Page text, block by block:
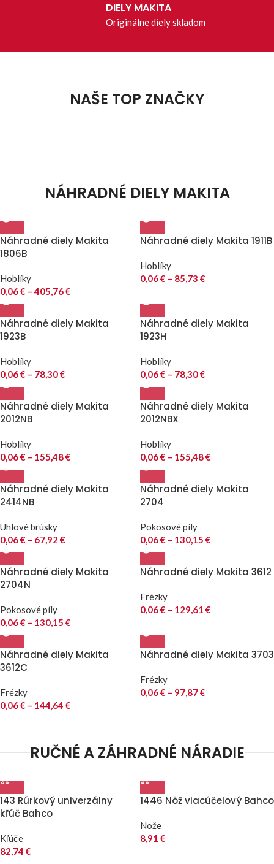
DIELY MAKITA
Originálne diely skladom
NAŠE TOP ZNAČKY
NÁHRADNÉ DIELY MAKITA
Náhradné diely Makita
1806B
Hoblíky
0,06€ – 405,76€
Náhradné diely Makita 1911B
Hoblíky
0,06€ – 85,73 €
Náhradné diely Makita
1923B
Hoblíky
0,06€ – 78,30€
Náhradné diely Makita
1923H
Hoblíky
0,06€ – 78,30€
Náhradné diely Makita
2012NB
Hoblíky
0,06€ – 155,48€
Náhradné diely Makita
2012NBX
Hoblíky
0,06€ – 155,48€
Náhradné diely Makita
2414NB
Uhlové brúsky
0,06€ – 67,92 €
Náhradné diely Makita
2704
Pokosové píly
0,06€ – 130,15 €
Náhradné diely Makita
2704N
Pokosové píly
0,06€ – 130,15 €
Náhradné diely Makita 3612
Frézky
0,06€ – 129,61 €
Náhradné diely Makita
3612C
Frézky
0,06€ – 144,64 €
Náhradné diely Makita 3703
Frézky
0,06€ – 97,87€
RUČNÉ A ZÁHRADNÉ NÁRADIE
143 Rúrkový univerzálny
kľúč Bahco
Kľúče
82,74 €
1446 Nôž viacúčelový Bahco
Nože
8,91 €